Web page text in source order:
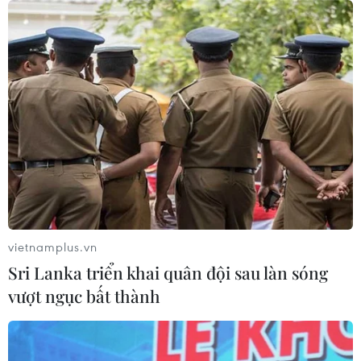
05/08/2026 06:51
Phố Wall lập kỷ lục mới nhờ đà tăng
của nhóm cổ phiếu AI
05/08/2026 00:37
Tỷ phú Jeff Bezos bán 15 triệu cổ
phiếu Amazon trị giá hơn 4 tỷ USD
04/08/2026 23:29
Phố Wall lập đỉnh lịch sử khi giá dầu
lao dốc mạnh
04/08/2026 00:59
vietnamplus.vn
Sri Lanka triển khai quân đội sau làn sóng
vượt ngục bất thành